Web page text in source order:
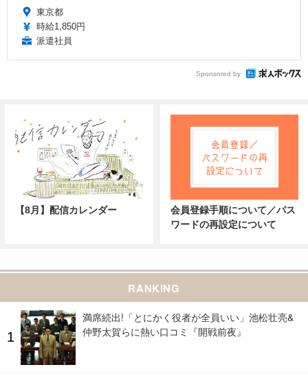
東京都
時給1,850円
派遣社員
Sponsored by
【8月】配信カレンダー
会員登録手順について／パス
ワードの再設定について
RANKING
満席続出!「とにかく役者が全員いい」池松壮亮&
仲野太賀らに熱い口コミ『開戦前夜』